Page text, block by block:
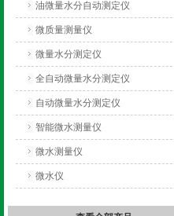
油微量水分自动测定仪
微质量测量仪
微量水分测定仪
全自动微量水分测定仪
自动微量水分测定仪
智能微水测量仪
微水测量仪
微水仪